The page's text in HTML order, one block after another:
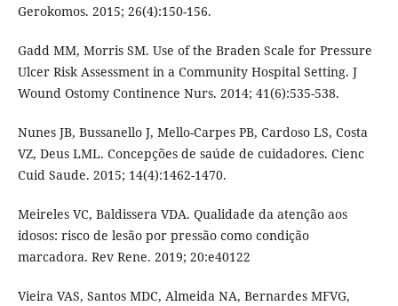
Gerokomos. 2015; 26(4):150-156.
Gadd MM, Morris SM. Use of the Braden Scale for Pressure
Ulcer Risk Assessment in a Community Hospital Setting. J
Wound Ostomy Continence Nurs. 2014; 41(6):535-538.
Nunes JB, Bussanello J, Mello-Carpes PB, Cardoso LS, Costa
VZ, Deus LML. Concepções de saúde de cuidadores. Cienc
Cuid Saude. 2015; 14(4):1462-1470.
Meireles VC, Baldissera VDA. Qualidade da atenção aos
idosos: risco de lesão por pressão como condição
marcadora. Rev Rene. 2019; 20:e40122
Vieira VAS, Santos MDC, Almeida NA, Bernardes MFVG,